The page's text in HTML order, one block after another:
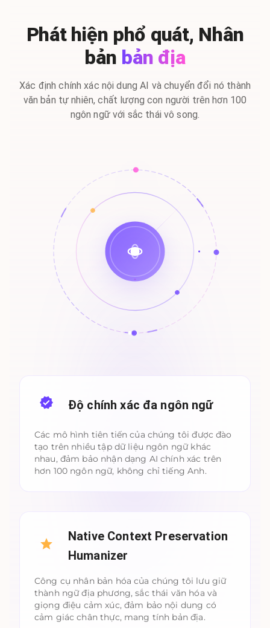
Phát hiện phổ quát, Nhân
bản bản địa
Xác định chính xác nội dung AI và chuyển đổi nó thành
văn bản tự nhiên, chất lượng con người trên hơn 100
ngôn ngữ với sắc thái vô song.
Độ chính xác đa ngôn ngữ
Các mô hình tiên tiến của chúng tôi được đào
tạo trên nhiều tập dữ liệu ngôn ngữ khác
nhau, đảm bảo nhận dạng AI chính xác trên
hơn 100 ngôn ngữ, không chỉ tiếng Anh.
Native Context Preservation
Humanizer
Công cụ nhân bản hóa của chúng tôi lưu giữ
thành ngữ địa phương, sắc thái văn hóa và
giọng điệu cảm xúc, đảm bảo nội dung có
cảm giác chân thực, mang tính bản địa.